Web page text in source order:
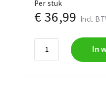
Per stuk
€ 36,99 Incl.
In